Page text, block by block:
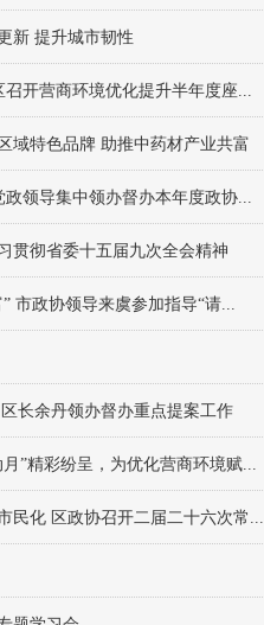
新 提升城市韧性
开营商环境优化提升半年度座...
域特色品牌 助推中药材产业共富
领导集中领办督办本年度政协...
贯彻省委十五届九次全会精神
市政协领导来虞参加指导“请...
长余丹领办督办重点提案工作
”精彩纷呈，为优化营商环境赋...
民化 区政协召开二届二十六次常...